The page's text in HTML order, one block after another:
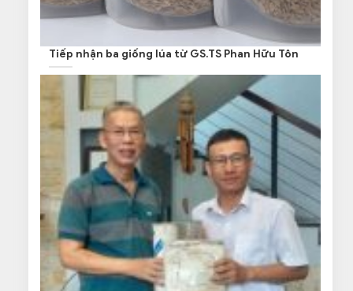
Tiếp nhận ba giống lúa từ GS.TS Phan Hữu Tôn